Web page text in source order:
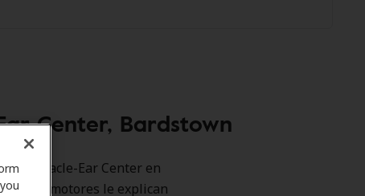
Center, Bardstown
Miracle-Ear Center en
promotores le explican